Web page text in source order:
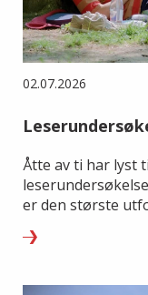
02.07.2026
Åtte av ti har lyst
er den største